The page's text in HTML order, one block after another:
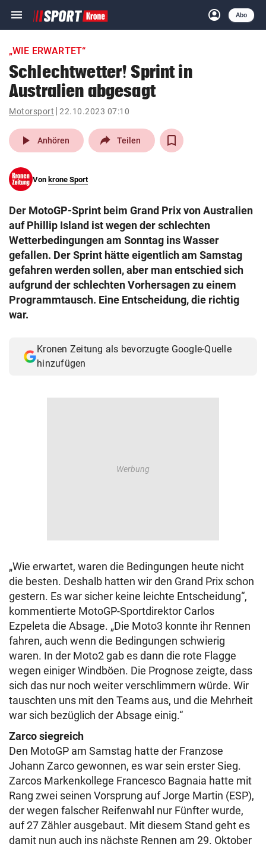
menu Navigation
ein-/ausklappen
account_circle
Anmelden
Abo
close Schließen
account_circle Anmelden
pin_drop
Wien arrow_right
search
eingeben
© Krone Multimedia GmbH & Co KG 2026
Muthgasse 2, 1190 Wien
„WIE ERWARTET“
Schlechtwetter! Sprint in
Australien abgesagt
Motorsport 22.10.2023 07:10
play_arrow Anhören Teilen
Von krone Sport
Der MotoGP-Sprint beim Grand Prix von Australien
auf Phillip Island ist wegen der schlechten
Wetterbedingungen am Sonntag ins Wasser
gefallen. Der Sprint hätte eigentlich am Samstag
gefahren werden sollen, aber man entschied sich
aufgrund der schlechten Vorhersagen zu einem
Programmtausch. Eine Entscheidung, die richtig
war.
Kronen Zeitung als bevorzugte Google-Quelle
hinzufügen
„Wie erwartet, waren die Bedingungen heute nicht
die besten. Deshalb hatten wir den Grand Prix schon
gestern. Es war sicher keine leichte Entscheidung“,
kommentierte MotoGP-Sportdirektor Carlos
Ezpeleta die Absage. „Die Moto3 konnte ihr Rennen
fahren, auch wenn die Bedingungen schwierig
waren. In der Moto2 gab es dann die rote Flagge
wegen einiger Windböen. Die Prognose zeigte, dass
sich das nur noch weiter verschlimmern würde. Wir
tauschten uns mit den Teams aus, und die Mehrheit
war sich bezüglich der Absage einig.“
Zarco siegreich
Den MotoGP am Samstag hatte der Franzose
Johann Zarco gewonnen, es war sein erster Sieg.
Zarcos Markenkollege Francesco Bagnaia hatte mit
Rang zwei seinen Vorsprung auf Jorge Martin (ESP),
der wegen falscher Reifenwahl nur Fünfter wurde,
auf 27 Zähler ausgebaut. Mit diesem Stand geht es
damit nun auch ins nächste Rennen am 29. Oktober